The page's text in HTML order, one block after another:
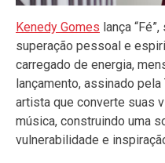
Kenedy Gomes lança
superação pessoal e
carregado de energia,
lançamento, assinado
artista que converte suas
música, construindo uma
vulnerabilidade e